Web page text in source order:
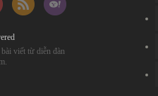
viết từ diễn đàn